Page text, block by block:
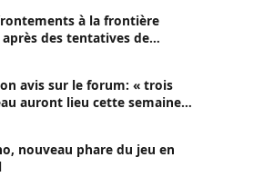
à la frontière
des tentatives de
avis sur le forum: « trois
auront lieu cette semaine à
nouveau phare du jeu en